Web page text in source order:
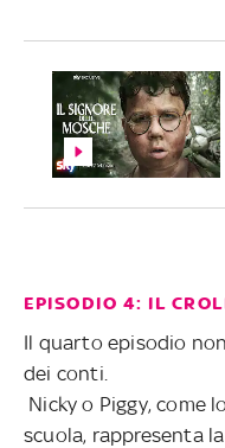
EPISODIO 4: IL
Il quarto episodio
dei conti.
Nicky o Piggy, come
scuola, rappresenta